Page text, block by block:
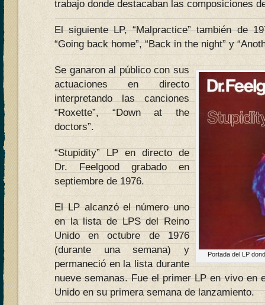
trabajo donde destacaban las composiciones
El siguiente LP, “Malpractice” también de
“Going back home”, “Back in the night” y
Portada del LP
Se ganaron al público con sus
actuaciones en directo
interpretando las canciones
“Roxette”, “Down at the
doctors”.
“Stupidity” LP en directo de
Dr. Feelgood grabado en
septiembre de 1976.
El LP alcanzó el número uno
en la lista de LPS del Reino
Unido en octubre de 1976
(durante una semana) y
permaneció en la lista durante
nueve semanas. Fue el primer LP en vivo en
Unido en su primera semana de lanzamiento.